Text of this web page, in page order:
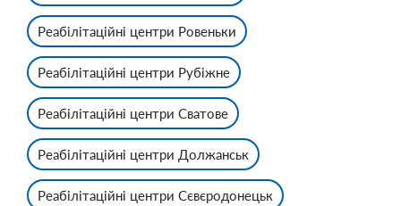
Реабілітаційні центри Ровеньки
Реабілітаційні центри Рубіжне
Реабілітаційні центри Сватове
Реабілітаційні центри Должанськ
Реабілітаційні центри Сєвєродонецьк